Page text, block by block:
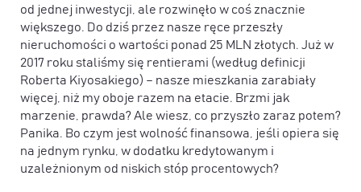
od jednej inwestycji, ale rozwinęło w coś znacznie
większego. Do dziś przez nasze ręce przeszły
nieruchomości o wartości ponad 25 MLN złotych. Już w
2017 roku staliśmy się rentierami (według definicji
Roberta Kiyosakiego) – nasze mieszkania zarabiały
więcej, niż my oboje razem na etacie. Brzmi jak
marzenie, prawda? Ale wiesz, co przyszło zaraz potem?
Panika. Bo czym jest wolność finansowa, jeśli opiera się
na jednym rynku, w dodatku kredytowanym i
uzależnionym od niskich stóp procentowych?